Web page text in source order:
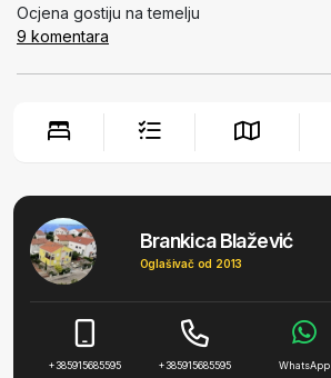
Ocjena gostiju na temelju
9 komentara
Brankica Blažević
Oglašivač od 2013
+385915685595 +385915685595 WhatsApp